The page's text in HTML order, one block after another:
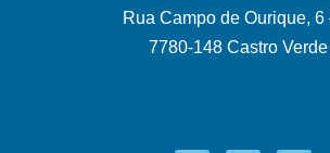
Rua Campo de Ourique, 6
7780-148 Castro Verde